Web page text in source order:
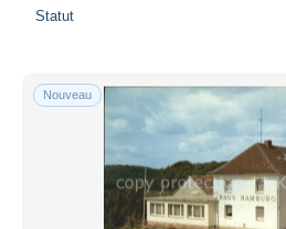
Statut
Nouveau